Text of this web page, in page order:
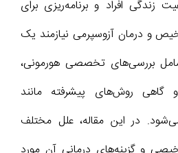
زندگی افراد و برنامه‌ریزی برای
و درمان آزوسپرمی نیازمند یک
بررسی‌های تخصصی هورمونی،
و گاهی روش‌های پیشرفته مانند
می‌شود. در این مقاله، علل مختلف